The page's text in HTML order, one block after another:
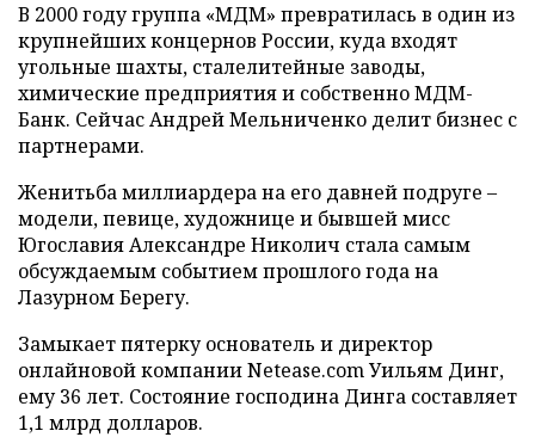
В 2000 году группа «МДМ» превратилась в один из
крупнейших концернов России, куда входят
угольные шахты, сталелитейные заводы,
химические предприятия и собственно МДМ-
Банк. Сейчас Андрей Мельниченко делит бизнес с
партнерами.
Женитьба миллиардера на его давней подруге –
модели, певице, художнице и бывшей мисс
Югославия Александре Николич стала самым
обсуждаемым событием прошлого года на
Лазурном Берегу.
Замыкает пятерку основатель и директор
онлайновой компании Netease.com Уильям Динг,
ему 36 лет. Состояние господина Динга составляет
1,1 млрд долларов.